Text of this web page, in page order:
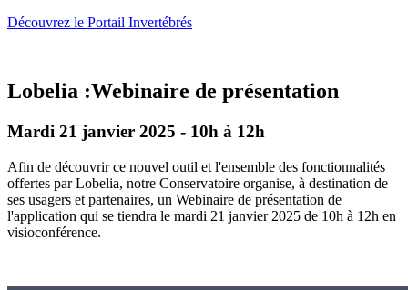
Découvrez le Portail Invertébrés
Lobelia :Webinaire de présentation
Mardi 21 janvier 2025 - 10h à 12h
Afin de découvrir ce nouvel outil et l'ensemble des fonctionnalités
offertes par Lobelia, notre Conservatoire organise, à destination de
ses usagers et partenaires, un Webinaire de présentation de
l'application qui se tiendra le mardi 21 janvier 2025 de 10h à 12h en
visioconférence.